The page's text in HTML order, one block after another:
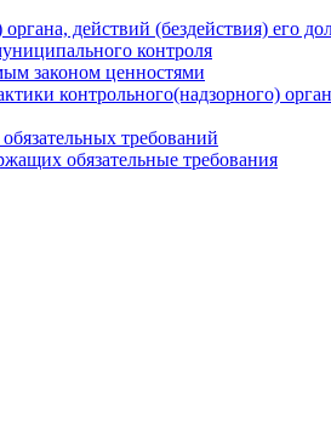
действий (бездействия) его
контроля
законом ценностями
контрольного(надзорного)
требований
обязательные требования